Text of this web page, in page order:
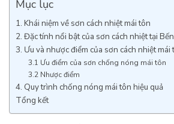
Mục lục
1. Khái niệm về sơn cách nhiệt mái tôn
2. Đặc tính nổi bật của sơn cách nhiệt tại
3. Ưu và nhược điểm của sơn cách nhiệt
3.1 Ưu điểm của sơn chống nóng mái tôn
3.2 Nhược điểm
4. Quy trình chống nóng mái tôn hiệu quả
Tổng kết